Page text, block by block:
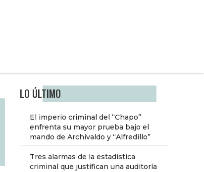
LO ÚLTIMO
El imperio criminal del “Chapo”
enfrenta su mayor prueba bajo el
mando de Archivaldo y “Alfredillo”
Tres alarmas de la estadística
criminal que justifican una auditoría